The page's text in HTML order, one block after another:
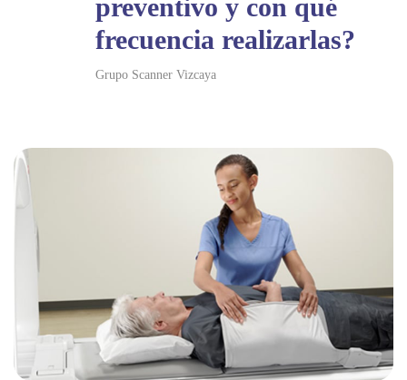
preventivo y con qué
frecuencia realizarlas?
Grupo Scanner Vizcaya